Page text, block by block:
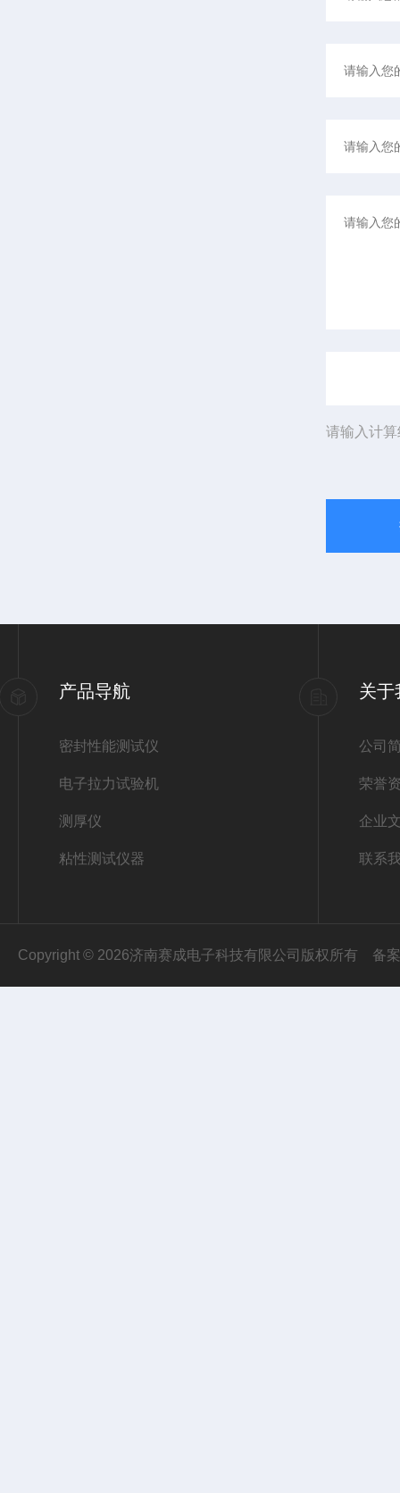
请输入计
产品导航
密封性能测试仪
电子拉力试验机
测厚仪
粘性测试仪器
关于
公司
荣誉
企业
联系
Copyright © 2026济南赛成电子科技有限公司版权所有 备